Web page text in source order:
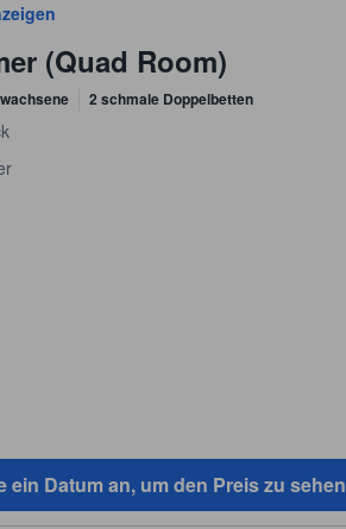
(Quad Room)
2 schmale Doppelbetten
ein Datum an, um den Preis zu sehen